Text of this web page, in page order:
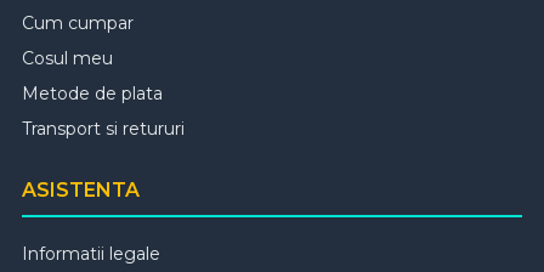
Cum cumpar
Cosul meu
Metode de plata
Transport si retururi
ASISTENTA
Informatii legale